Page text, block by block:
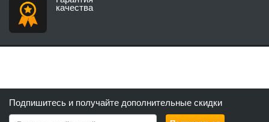
качества
Подпишитесь и получайте дополнительные скидки